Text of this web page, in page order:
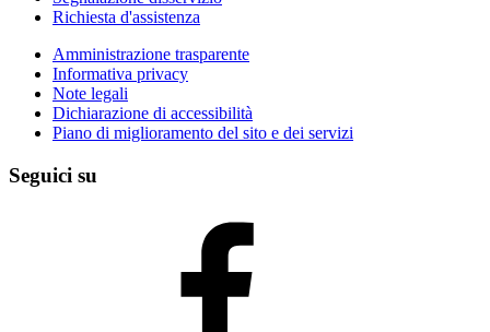
Richiesta d'assistenza
Amministrazione trasparente
Informativa privacy
Note legali
Dichiarazione di accessibilità
Piano di miglioramento del sito e dei servizi
Seguici su